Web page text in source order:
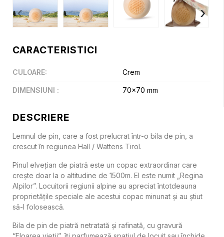
DESCRIERE
Lemnul de pin, care a fost prelucrat într-o bila de pin, a
crescut în regiunea Hall / Wattens Tirol.
Pinul elvețian de piatră este un copac extraordinar care
crește doar la o altitudine de 1500m. El este numit „Regina
Alpilor”. Locuitorii regiunii alpine au apreciat întotdeauna
proprietățile speciale ale acestui copac minunat și au știut
să-l folosească.
Bila de pin de piatră netratată și rafinată, cu gravură
‹ ›
CARACTERISTICI
CULOARE: Crem
DIMENSIUNI : 70x70 mm